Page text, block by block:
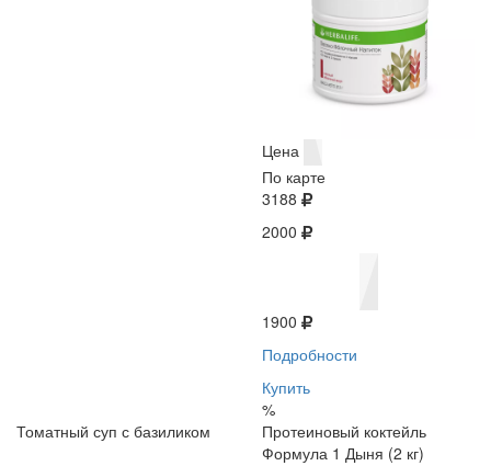
Цена
По карте
3188
2000
1900
Подробности
Купить
%
Томатный суп с базиликом
Протеиновый коктейль
Формула 1 Дыня (2 кг)